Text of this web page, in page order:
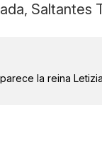
la reina